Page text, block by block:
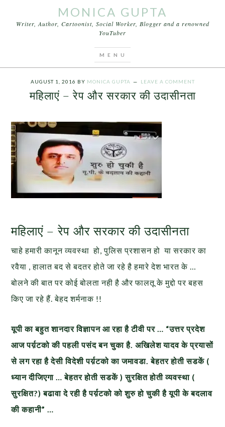
MONICA GUPTA
Writer, Author, Cartoonist, Social Worker, Blogger and a renowned
YouTuber
AUGUST 1, 2016 BY MONICA GUPTA LEAVE A COMMENT
महिलाएं – रेप और सरकार की उदासीनता
महिलाएं – रेप और सरकार की उदासीनता
चाहे हमारी कानून व्यवस्था हो, पुलिस प्रशासन हो या सरकार का
रवैया , हालात बद से बदतर होते जा रहे है हमारे देश भारत के …
बोलने की बात पर कोई बोलता नही है और फालतू के मुद्दो पर बहस
किए जा रहे हैं. बेहद शर्मनाक !!
यूपी का बहुत शानदार विज्ञापन आ रहा है टीवी पर … “उत्तर प्रदेश
आज पर्य़टको की पहली पसंद बन चुका है. अखिलेश यादव के प्रयासों
से लग रहा है देसी विदेशी पर्य़टको का जमावडा. बेहतर होती सडकें (
ध्यान दीजिएगा … बेहतर होती सडकें ) सुरक्षित होती व्यवस्था (
सुरक्षित?) बढावा दे रही है पर्य़टको कोशुरु हो चुकी है यूपी के बदलाव
की कहानी” …